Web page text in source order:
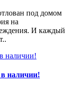
под домом
на
И каждый
наличии!